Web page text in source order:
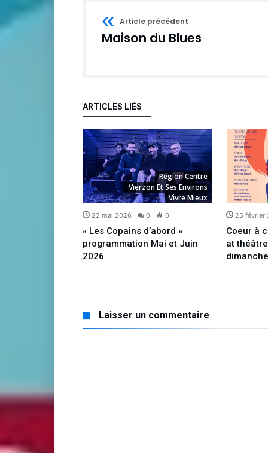
Article précédent
Maison du Blues
ARTICLES LIÉS
Région Centre
Vierzon Et Ses Environs
Vivre Mieux
22 mai 2026 0 0
« Les Copains d’abord »
programmation Mai et Juin
2026
25 février
Coeur à
at
Laisser un commentaire